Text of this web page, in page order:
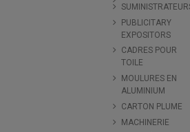
PUBLICITARY
EXPOSITORS
CADRES POUR
TOILE
MOULURES EN
ALUMINIUM
CARTON PLUME
MACHINERIE